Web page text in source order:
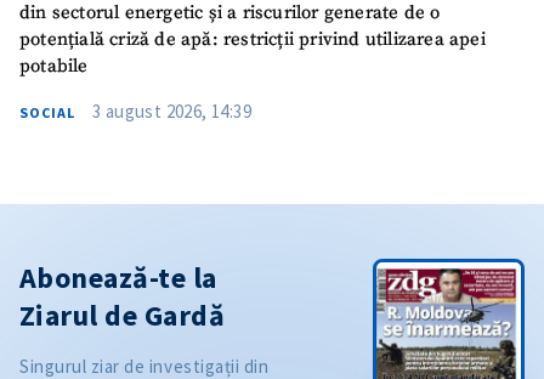
din sectorul energetic și a riscurilor generate de o
potențială criză de apă: restricții privind utilizarea apei
potabile
SOCIAL 3 august 2026, 14:39
Abonează-te la
Ziarul de Gardă
Singurul ziar de investigații din